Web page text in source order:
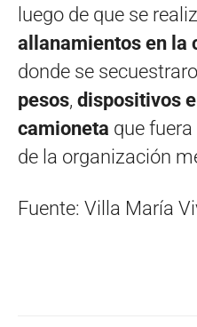
luego de que se
allanamientos en la
donde se
pesos, dispositivos
camioneta que
de la organización
Fuente: Villa María